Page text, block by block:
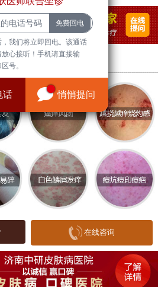
或手臂等部位出现的小圆形
深，边界清晰，多为褐色或
传、阳光照射、激素变化等
上长雀斑呢？以下是一些可
中有长雀斑的历史，你也可
长出雀斑。这是因为遗传决
敏感度和黑色素的生成能
紫外线是雀斑形成的主要原
肤相对较薄，紫外线容易穿
形成雀斑。
的波动也可能导致雀斑的出
期或某些内分泌疾病都可能
在线咨询
我们将立即回电。该通话
心接听！手机请直接输
号。
话 悄悄提问